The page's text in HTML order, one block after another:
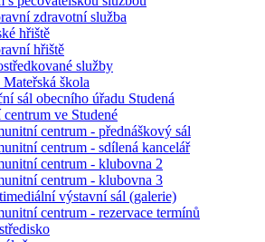
zdravotní služba
hřiště
hřiště
služby
škola
sál obecního úřadu Studená
ve Studené
centrum - přednáškový sál
centrum - sdílená kancelář
centrum - klubovna 2
centrum - klubovna 3
výstavní sál (galerie)
centrum - rezervace termínů